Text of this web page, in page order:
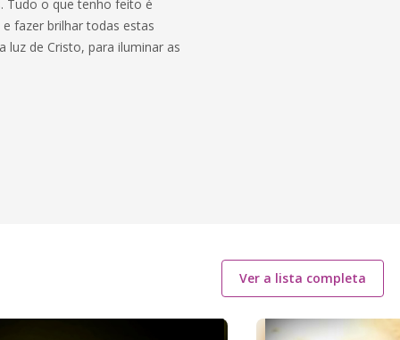
Tudo o que tenho feito é
fazer brilhar todas estas
luz de Cristo, para iluminar as
Ver a lista completa